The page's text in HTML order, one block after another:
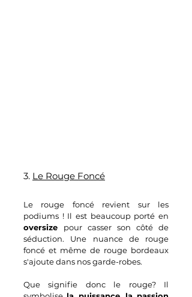
3. Le Rouge Foncé
Le rouge foncé revient sur les
oversize pour casser son côté de
séduction. Une nuance de rouge
foncé et même de rouge bordeaux
s'ajoute dans nos garde-robes.
Que signifie donc le rouge? Il